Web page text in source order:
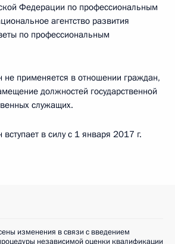
Федерации по профессиональным
агентство развития
по профессиональным
применяется в отношении граждан,
должностей государственной
служащих.
в силу с 1 января 2017 г.
изменения в связи с введением
независимой оценки квалификации